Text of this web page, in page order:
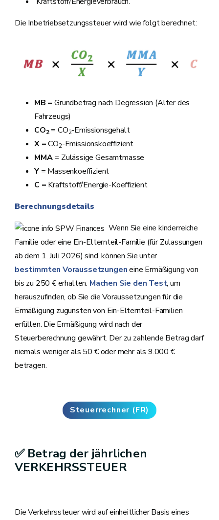
Die Inbetriebsetzungssteuer wird wie folgt berechnet:
MB = Grundbetrag nach Degression (Alter des
Fahrzeugs)
CO2= CO2-Emissionsgehalt
X= CO2-Emissionskoeffizient
MMA= Zulässige Gesamtmasse
Y = Massenkoeffizient
C= Kraftstoff/Energie-Koeffizient
Berechnungsdetails
Wenn Sie eine kinderreiche
Familie oder eine Ein-Elternteil-Familie (für Zulassungen
ab dem 1. Juli 2026) sind, können Sie unter
bestimmten Voraussetzungeneine Ermäßigung von
bis zu 250 € erhalten. Machen Sie den Test, um
herauszufinden, ob Sie die Voraussetzungen für die
Ermäßigung zugunsten von Ein-Elternteil-Familien
erfüllen. Die Ermäßigung wird nach der
Steuerberechnung gewährt. Der zu zahlende Betrag darf
niemals weniger als 50 € oder mehr als 9.000 €
betragen.
Steuerrechner (FR)
✅ Betrag der jährlichen
VERKEHRSSTEUER
Die Verkehrssteuer wird auf einheitlicher Basis eines